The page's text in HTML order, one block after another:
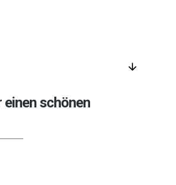
arrow_downward
einen schönen